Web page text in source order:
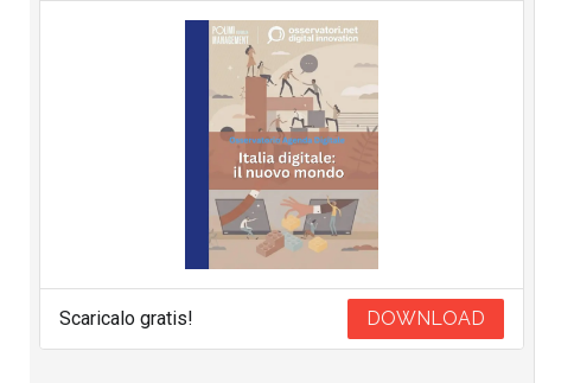
Scaricalo gratis! DOWNLOAD